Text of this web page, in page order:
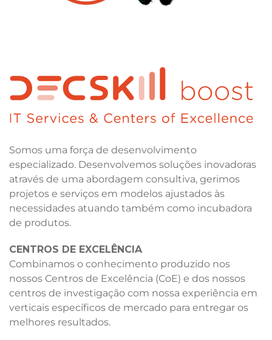
Somos uma força de desenvolvimento
especializado. Desenvolvemos soluções inovadoras
através de uma abordagem consultiva, gerimos
projetos e serviços em modelos ajustados às
necessidades atuando também como incubadora
de produtos.
CENTROS DE EXCELÊNCIA
Combinamos o conhecimento produzido nos
nossos Centros de Excelência (CoE) e dos nossos
centros de investigação com nossa experiência em
verticais específicos de mercado para entregar os
melhores resultados.